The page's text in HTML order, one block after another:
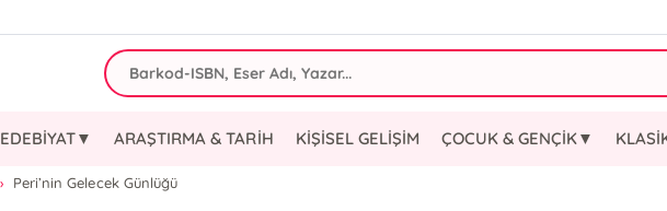
EDEBİYAT▼ ARAŞTIRMA & TARİH KİŞİSEL GELİŞİM ÇOCUK & GENÇİK▼
Peri’nin Gelecek Günlüğü